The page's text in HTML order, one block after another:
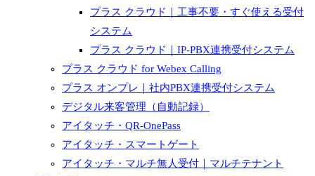
プラス クラウド｜工事不要・すぐ使える受付
システム
プラス クラウド｜IP-PBX連携受付システム
プラス クラウド for Webex Calling
プラス オンプレ｜社内PBX連携受付システム
デジタル来客管理（自動記録）
アイタッチ・QR-OnePass
アイタッチ・スマートゲート
アイタッチ・マルチ無人受付｜マルチテナント